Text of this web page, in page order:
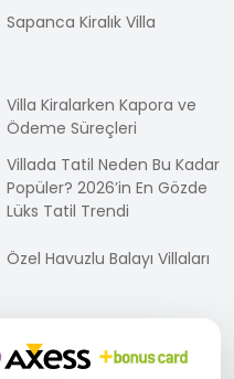
Sapanca Kiralık Villa
Villa Kiralarken Kapora ve
Ödeme Süreçleri
Villada Tatil Neden Bu Kadar
Popüler? 2026’in En Gözde
Lüks Tatil Trendi
Özel Havuzlu Balayı Villaları